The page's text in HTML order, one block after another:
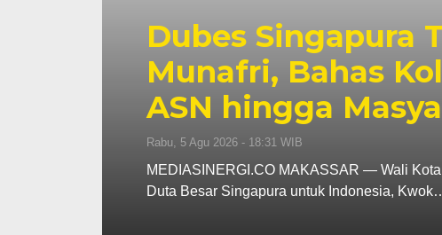
Dubes Singapura
Munafri, Bahas
ASN hingga
Rabu, 5 Agu 2026 - 18:31 WIB
MEDIASINERGI.CO MAKASSAR — Wali
Duta Besar Singapura untuk Indonesia,